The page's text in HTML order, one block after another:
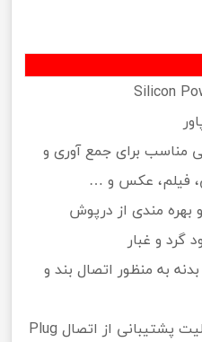
۱۶ گیگابایتی مناسب برای جمع آوری و
فیلم، عکس و …
مندی از درپوش
گرد و غبار
به منظور اتصال بند و
دارای رابط از نوع USB 2.0 با قابلیت پشتیبانی از اتصال Plug